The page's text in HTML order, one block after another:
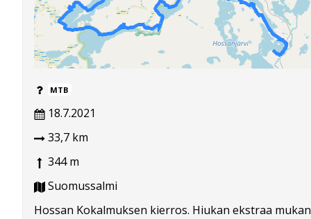
MTB
18.7.2021
33,7 km
344 m
Suomussalmi
Hossan Kokalmuksen kierros. Hiukan ekstraa